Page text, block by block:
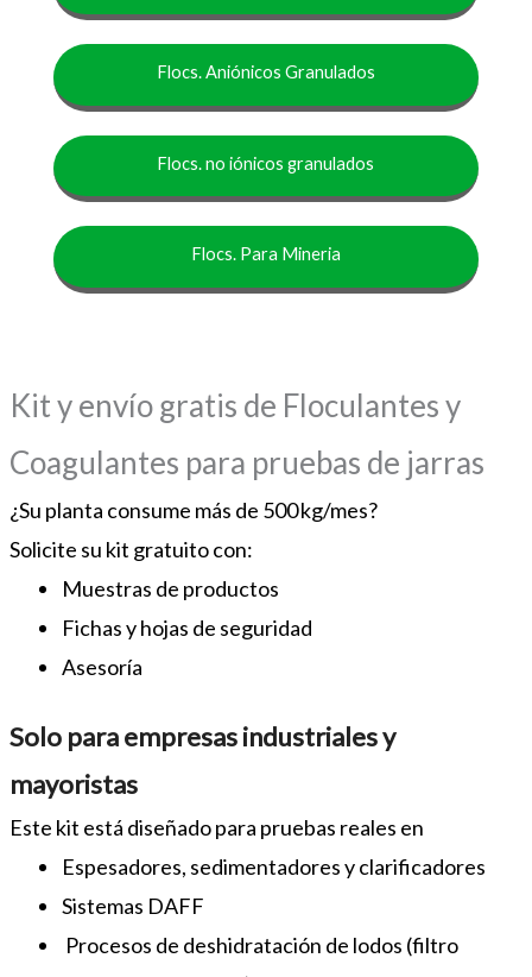
Flocs. Aniónicos Granulados
Flocs. no iónicos granulados
Flocs. Para Mineria
Kit y envío gratis de Floculantes y
Coagulantes para pruebas de jarras
¿Su planta consume más de 500 kg/mes?
Solicite su kit gratuito con:
Muestras de productos
Fichas y hojas de seguridad
Asesoría
Solo para empresas industriales y
mayoristas
Este kit está diseñado para pruebas reales en
Espesadores, sedimentadores y clarificadores
Sistemas DAFF
Procesos de deshidratación de lodos (filtro